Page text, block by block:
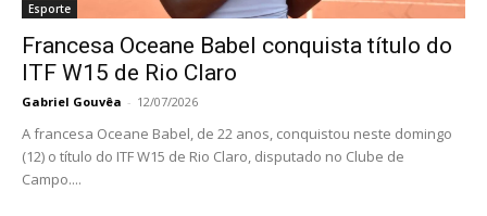
Esporte
Francesa Oceane Babel conquista título do
ITF W15 de Rio Claro
Gabriel Gouvêa - 12/07/2026
A francesa Oceane Babel, de 22 anos, conquistou neste domingo
(12) o título do ITF W15 de Rio Claro, disputado no Clube de
Campo....